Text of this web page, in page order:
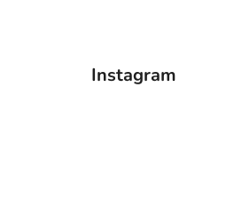
Instagram